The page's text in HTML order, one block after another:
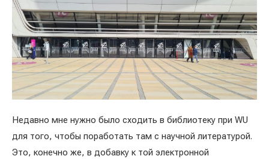
Недавно мне нужно было сходить в библиотеку при WU
для того, чтобы поработать там с научной литературой.
Это, конечно же, в добавку к той электронной